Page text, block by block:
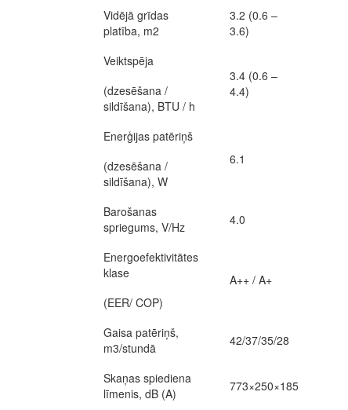
Vidējā grīdas
platība, m2
3.2 (0.6 –
3.6)
Veiktspēja
3.4 (0.6 –
4.4)
(dzesēšana /
sildīšana), BTU / h
Enerģijas patēriņš
6.1
(dzesēšana /
sildīšana), W
Barošanas
spriegums, V/Hz
4.0
Energoefektivitātes
klase
A++ / A+
(EER/ COP)
Gaisa patēriņš,
m3/stundā
42/37/35/28
Skaņas spiediena
līmenis, dB (A)
773×250×185